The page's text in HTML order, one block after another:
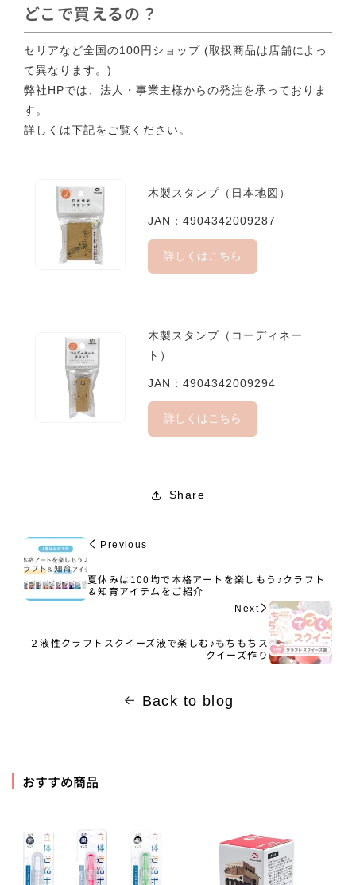
どこで買えるの？
セリアなど全国の100円ショップ (取扱商品は店舗によっ
て異なります。)
弊社HPでは、法人・事業主様からの発注を承っておりま
す。
詳しくは下記をご覧ください。
木製スタンプ（日本地図）
JAN：4904342009287
詳しくはこちら
木製スタンプ（コーディネー
ト）
JAN：4904342009294
詳しくはこちら
Share
Previous
夏休みは100均で本格アートを楽しもう♪クラフト
＆知育アイテムをご紹介
Next
２液性クラフトスクイーズ液で楽しむ♪もちもちス
クイーズ作り
Back to blog
おすすめ商品